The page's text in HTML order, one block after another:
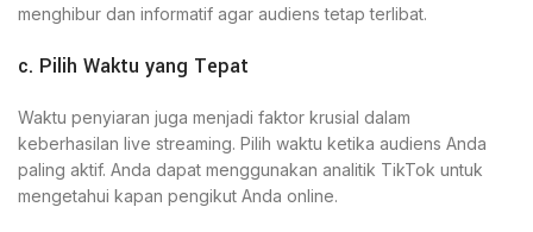
menghibur dan informatif agar audiens tetap terlibat.
c. Pilih Waktu yang Tepat
Waktu penyiaran juga menjadi faktor krusial dalam
keberhasilan live streaming. Pilih waktu ketika audiens Anda
paling aktif. Anda dapat menggunakan analitik TikTok untuk
mengetahui kapan pengikut Anda online.